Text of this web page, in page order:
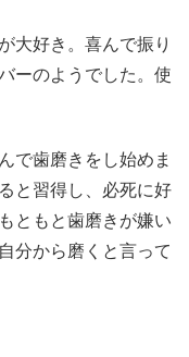
大好き。喜んで振り
ーのようでした。使
で歯磨きをし始めま
と習得し、必死に好
ともと歯磨きが嫌い
分から磨くと言って